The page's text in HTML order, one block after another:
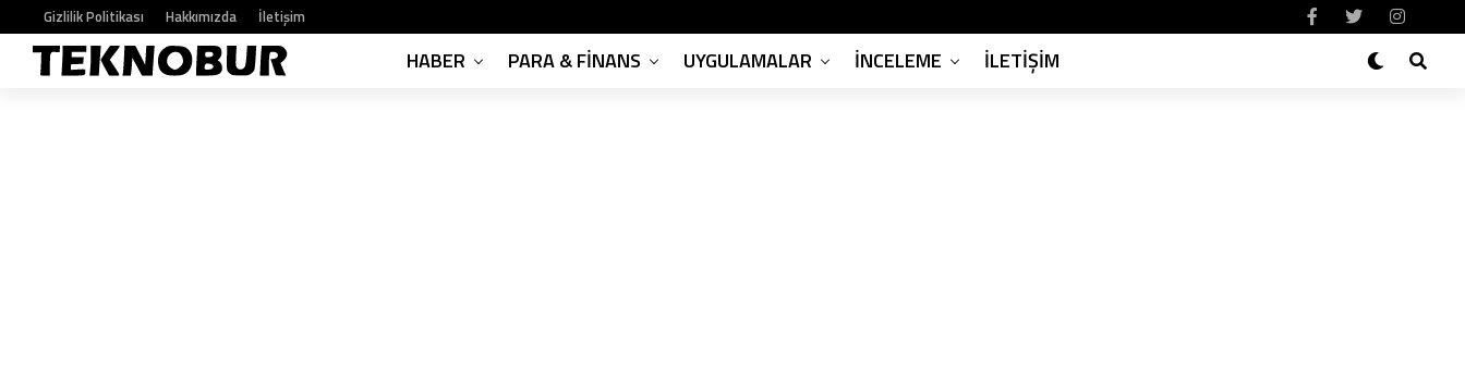
Gizlilik Politikası Hakkımızda İletişim
HABER PARA & FINANS UYGULAMALAR İNCELEME İLETİŞİM